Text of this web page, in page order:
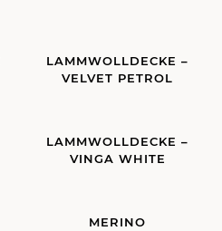
LAMMWOLLDECKE –
VELVET PETROL
LAMMWOLLDECKE –
VINGA WHITE
MERINO